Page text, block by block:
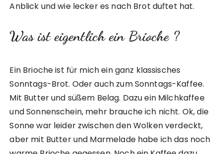
Anblick und wie lecker es nach Brot duftet hat.
Was ist eigentlich ein Brioche ?
Ein Brioche ist für mich ein ganz klassisches
Sonntags-Brot. Oder auch zum Sonntags-Kaffee.
Mit Butter und süßem Belag. Dazu ein Milchkaffee
und Sonnenschein, mehr brauche ich nicht. Ok, die
Sonne war leider zwischen den Wolken verdeckt,
aber mit Butter und Marmelade habe ich das noch